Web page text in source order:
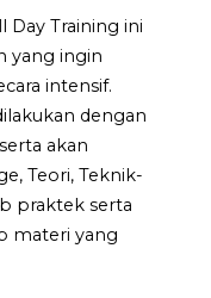
Day Training ini
yang ingin
intensif.
dengan
akan
Teori, Teknik-
praktek serta
materi yang